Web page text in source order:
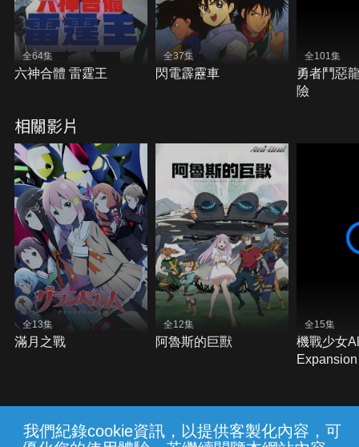
我們紀錄cookie資訊，以提供客製化內容，可
全64集
六神合體 雷霆王
全37集
閃電霹靂車
全101集
勇者鬥惡
險
相關影片
全13集
滿月之戰
全12集
阿魯斯的巨獸
全15集
機戰少女
Expansion
{{notifyMsg}}